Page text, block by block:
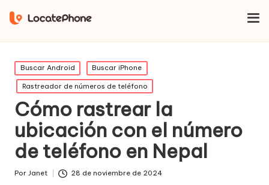
Inicio Buscar iPhone
número de teléfono en Nepal
Publicado
en
Buscar Android Buscar iPhone
Rastreador de números de teléfono
Cómo rastrear la
ubicación con el número
de teléfono en Nepal
Publicado
Por Janet 28 de noviembre de 2024